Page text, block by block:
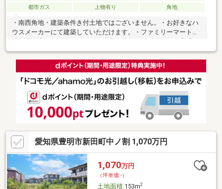
都市ガス
上物有り 角地
・南西角地・建築条件き付土地ではございません。・お好きなハ
ウスメーカーにて建築していただけます。・ファミリーマート豊
崎店・・・約５８０ｍ（徒歩８分）・中央小学校・・・約４５０
ｍ（徒歩６分）・沓掛中学校・・・約２４００ｍ（徒歩３０分）
愛知県豊明市新田町中ノ割 1,070万円
1,070万円
（坪単価:-）
土地面積153m2